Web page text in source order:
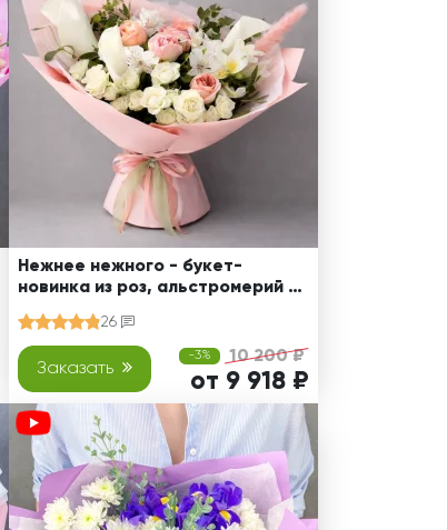
Нежнее нежного - букет-
новинка из роз, альстромерий и
26
Заказать
-3% 10 200 ₽
от 9 918 ₽